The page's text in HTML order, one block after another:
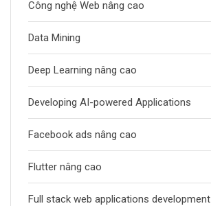
Công nghệ Web nâng cao
Data Mining
Deep Learning nâng cao
Developing AI-powered Applications
Facebook ads nâng cao
Flutter nâng cao
Full stack web applications development